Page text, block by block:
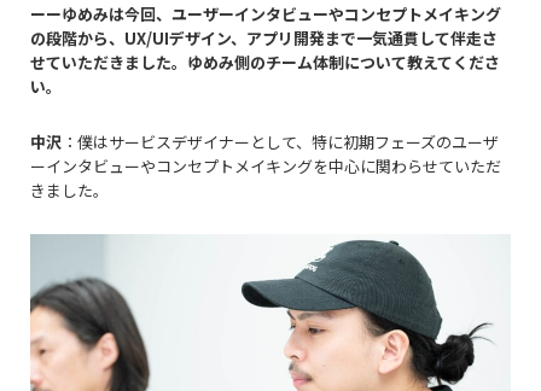
ーーゆめみは今回、ユーザーインタビューやコンセプトメイキング
の段階から、 UX/UIデザイン、 アプリ開発まで一気通貫して伴走さ
せていただきました。ゆめみ側のチーム体制について教えてくださ
い。
中沢 ：僕はサービスデザイナーとして、特に初期フェーズのユーザ
ーインタビューやコンセプトメイキングを中心に関わらせていただ
きました。